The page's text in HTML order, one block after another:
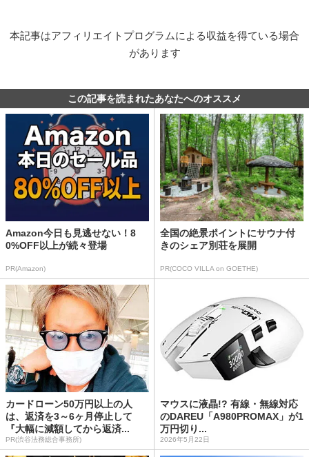
本記事はアフィリエイトプログラムによる収益を得ている場合
があります
この記事を読まれたあなたへのオススメ
Amazon今日も見逃せない！8
0%OFF以上が続々登場
PR(Amazon)
全国の絶景ポイントにサウナ付
きのシェア別荘を展開
PR(COCO VILLA on GOETHE)
カードローン50万円以上の人
は、返済を3～6ヶ月停止して
『大幅に減額してから返済...
PR(渋谷法務総合事務所)
マウスに液晶!? 有線・無線対応
のDAREU「A980PROMAX」が1
万円切り...
2026年5月22日